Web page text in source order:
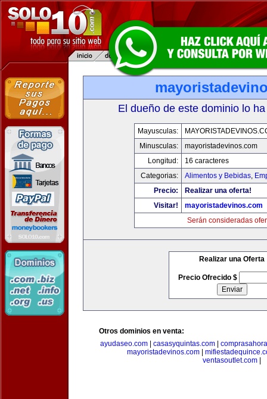
El dueño de este dominio lo
Mayusculas:
Minusculas:
mayoristadevinos.com
Longitud:
16 caracteres
Categorias:
Alimentos y Bebidas,
Precio:
Realizar una oferta!
Visitar!
mayoristadevinos.com
Serán consideradas
Realizar una Oferta
Precio Ofrecido $
Otros dominios en venta:
ayudaseo.com
casasyquintas.com
mayoristadevinos.com
ventasoutlet.com